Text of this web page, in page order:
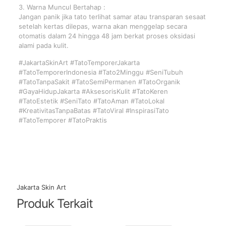
3. Warna Muncul Bertahap :
Jangan panik jika tato terlihat samar atau transparan sesaat
setelah kertas dilepas, warna akan menggelap secara
otomatis dalam 24 hingga 48 jam berkat proses oksidasi
alami pada kulit.
#JakartaSkinArt #TatoTemporerJakarta
#TatoTemporerIndonesia #Tato2Minggu #SeniTubuh
#TatoTanpaSakit #TatoSemiPermanen #TatoOrganik
#GayaHidupJakarta #AksesorisKulit #TatoKeren
#TatoEstetik #SeniTato #TatoAman #TatoLokal
#KreativitasTanpaBatas #TatoViral #InspirasiTato
#TatoTemporer #TatoPraktis
Jakarta Skin Art
Produk Terkait